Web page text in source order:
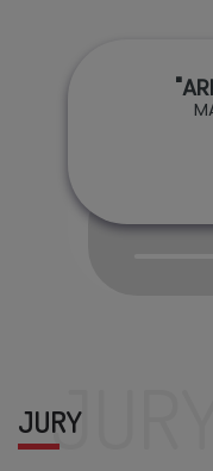
Audio
JURYJURY